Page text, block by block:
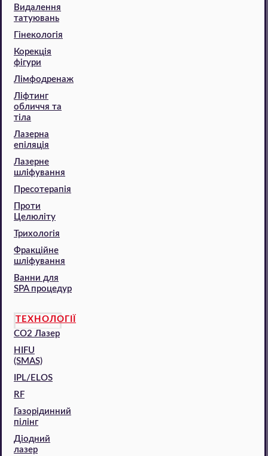
Видалення
татуювань
Гінекологія
Корекція
фігури
Лімфодренаж
Ліфтинг
обличчя та
тіла
Лазерна
епіляція
Лазерне
шліфування
Пресотерапія
Проти
Целюліту
Трихологія
Фракційне
шліфування
Ванни для
SPA процедур
ТЕХНОЛОГІЇ
CO2 Лазер
HIFU
(SMAS)
IPL/ELOS
RF
Газорідинний
пілінг
Діодний
лазер